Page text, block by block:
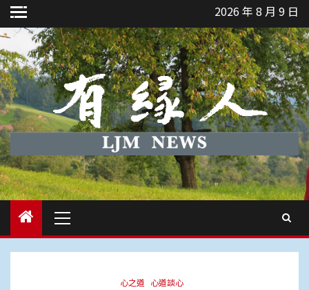
Skip
to
content
2026 年 8 月 9 日
Menu
心之道 心道談心